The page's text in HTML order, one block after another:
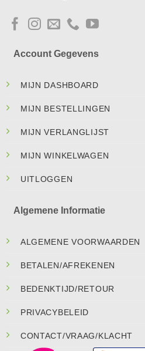
Account Gegevens
MIJN DASHBOARD
MIJN BESTELLINGEN
MIJN VERLANGLIJST
MIJN WINKELWAGEN
UITLOGGEN
Algemene Informatie
ALGEMENE VOORWAARDEN
BETALEN/AFREKENEN
BEDENKTIJD/RETOUR
PRIVACYBELEID
CONTACT/VRAAG/KLACHT